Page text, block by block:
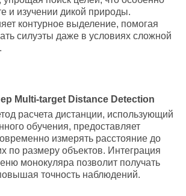
и изучении дикой природы.
контурное выделение, помогая
силуэты даже в условиях сложной
Multi-target Distance Detection
расчета дистанции, использующий
обучения, предоставляет
измерять расстояние до
по размеру объектов. Интеграция
монокуляра позволит получать
точность наблюдений.